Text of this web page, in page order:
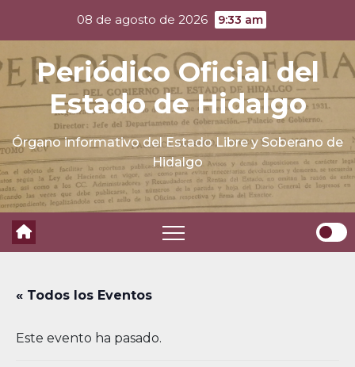
content
08 de agosto de 2026 9:33 am
Periódico Oficial del
Estado de Hidalgo
Órgano informativo del Estado Libre y Soberano de
Hidalgo
« Todos los Eventos
Este evento ha pasado.